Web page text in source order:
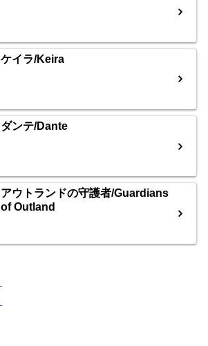
ケイラ/Keira
ダンテ/Dante
アウトランドの守護者/Guardians
of Outland